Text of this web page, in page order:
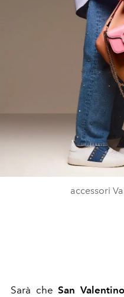
accessori
Sarà cheSan Valentino